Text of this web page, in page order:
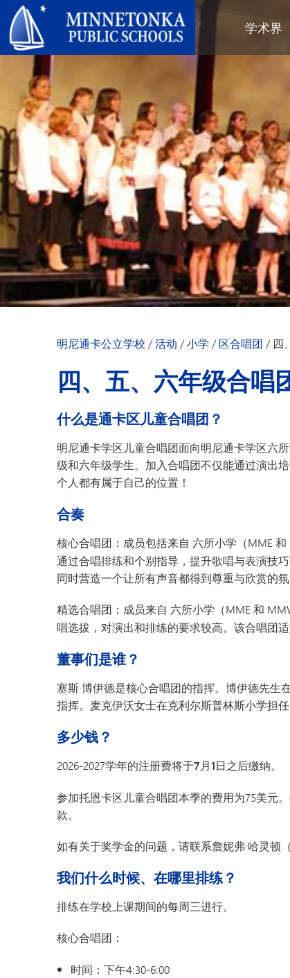
明尼通卡公立学校
学术界
地区项目
计算机科学与编程
数字健康与保健
语言沉浸式教学
音乐选项
“导航员”计划
奥尔维斯反欺凌项目
Tonka 在线
学前教育
幼儿筛查
幼儿家庭教育（ECFE）
幼儿特殊教育（ECSE）
“小探险家”托儿所
服务庆典
社区教育
有目标的育儿
“为更绿色的未来”再利用与回
动
Tonka 提供
小学
区合唱团
Tonka 辅导
青少年素质教育
青少年文娱活动
社区教育
明尼通卡幼儿园与ECFE
探索者（托儿所）
青年
成人课程
活动
学区政策
校董会
校长
关于明尼通卡学区
区域地图（在新窗口/标签页中
使命、信念与愿景
家长与学生手册
引以为豪之处
员工名录
明尼通卡公立学校 /活动 /小学 / 区合唱团 / 四
四、五、六年级合唱
什么是通卡区儿童合唱团？
明尼通卡学区儿童合唱团面向明尼通卡学区六
级和六年级学生。加入合唱团不仅能通过演出
个人都有属于自己的位置！
合奏
核心合唱团：成员包括来自 六所小学（MME
通过合唱排练和个别指导，提升歌唱与表演技
同时营造一个让所有声音都得到尊重与欣赏的氛
精选合唱团：成员来自 六所小学（MME 和
唱选拔，对演出和排练的要求较高。该合唱团
董事们是谁？
塞斯·博伊德是核心合唱团的指挥。博伊德先生
指挥。麦克伊沃女士在克利尔斯普林斯小学担任
多少钱？
2026-2027学年的注册费将于7月1日之后缴纳。
参加托恩卡区儿童合唱团本季的费用为75美元
款。
如有关于奖学金的问题，请联系詹妮弗·哈灵顿（
我们什么时候、在哪里排练？
排练在学校上课期间的每周三进行。
核心合唱团：
时间：下午4:30-6:00